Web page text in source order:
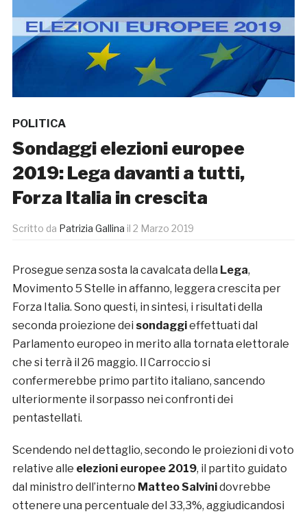
POLITICA
Sondaggi elezioni europee
2019: Lega davanti a tutti,
Forza Italia in crescita
Scritto da Patrizia Gallina il 2 Marzo 2019
Prosegue senza sosta la cavalcata della Lega,
Movimento 5 Stelle in affanno, leggera crescita per
Forza Italia. Sono questi, in sintesi, i risultati della
seconda proiezione dei sondaggieffettuati dal
Parlamento europeo in merito alla tornata elettorale
che si terrà il 26 maggio. Il Carroccio si
confermerebbe primo partito italiano, sancendo
ulteriormente il sorpasso nei confronti dei
pentastellati.
Scendendo nel dettaglio, secondo le proiezioni di voto
relative alle elezioni europee 2019, il partito guidato
dal ministro dell’interno Matteo Salvinidovrebbe
ottenere una percentuale del 33,3%, aggiudicandosi